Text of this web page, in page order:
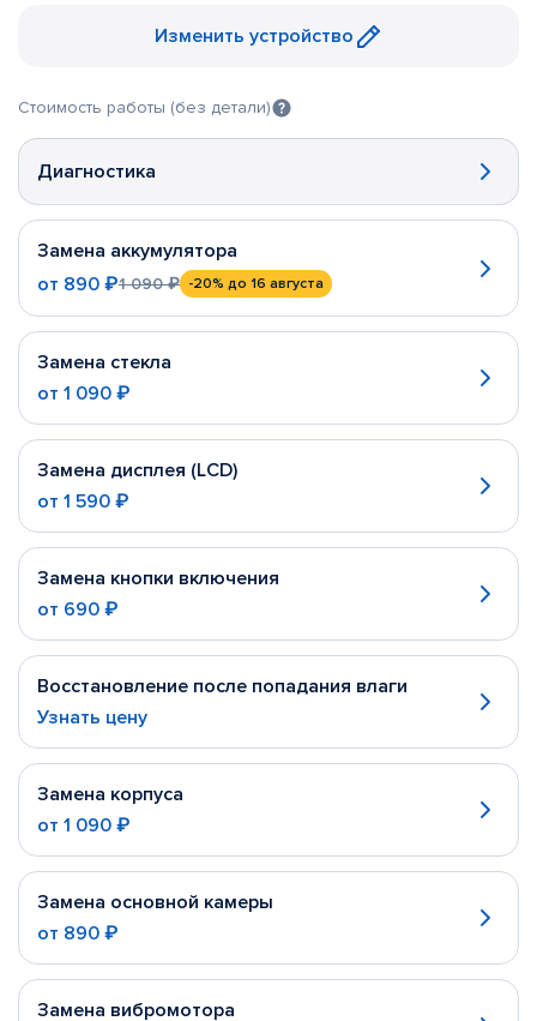
Изменить устройство
Стоимость работы (без детали)
Диагностика
Замена аккумулятора
от 890 ₽1 090 ₽ -20% до 16 августа
Замена стекла
от 1 090 ₽
Замена дисплея (LCD)
от 1 590 ₽
Замена кнопки включения
от 690 ₽
Восстановление после попадания влаги
Узнать цену
Замена корпуса
от 1 090 ₽
Замена основной камеры
от 890 ₽
Замена вибромотора